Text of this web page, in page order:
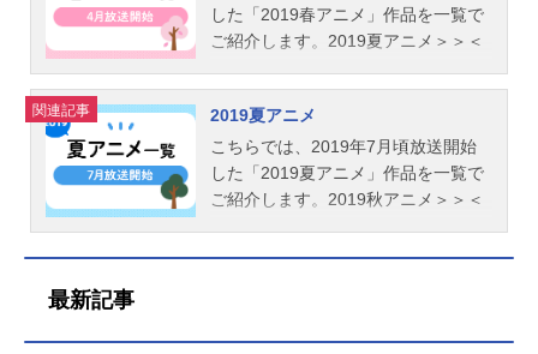
した「2019春アニメ」作品を一覧で
ご紹介します。2019夏アニメ＞＞＜
関連記事
2019夏アニメ
こちらでは、2019年7月頃放送開始
した「2019夏アニメ」作品を一覧で
ご紹介します。2019秋アニメ＞＞＜
最新記事